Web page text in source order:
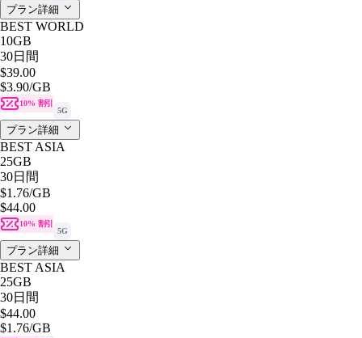
プラン詳細
BEST WORLD
10GB
30日間
$39.00
$3.90/GB
10% 割引
5G
プラン詳細
BEST ASIA
25GB
30日間
$1.76/GB
$44.00
10% 割引
5G
プラン詳細
BEST ASIA
25GB
30日間
$44.00
$1.76/GB